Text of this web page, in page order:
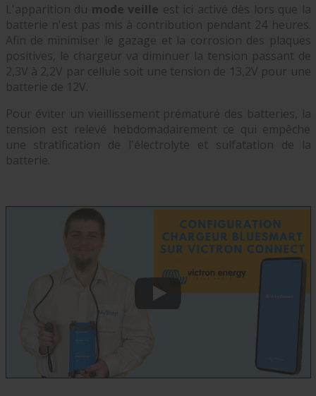
L'apparition du mode veille est ici activé dès lors que la
batterie n'est pas mis à contribution pendant 24 heures.
Afin de minimiser le gazage et la corrosion des plaques
positives, le chargeur va diminuer la tension passant de
2,3V à 2,2V par cellule soit une tension de 13,2V pour une
batterie de 12V.
Pour éviter un vieillissement prématuré des batteries, la
tension est relevé hebdomadairement ce qui empêche
une stratification de l'électrolyte et sulfatation de la
batterie.